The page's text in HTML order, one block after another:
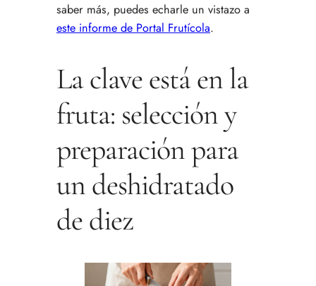
saber más, puedes echarle un vistazo a
este informe de Portal Frutícola.
La clave está en la
fruta: selección y
preparación para
un deshidratado
de diez